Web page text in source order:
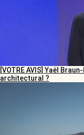
[VOTRE AVIS] Yaël
architectural ?